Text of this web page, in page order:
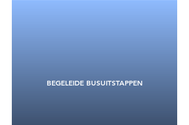
BEGELEIDE BUSUITSTAPPEN